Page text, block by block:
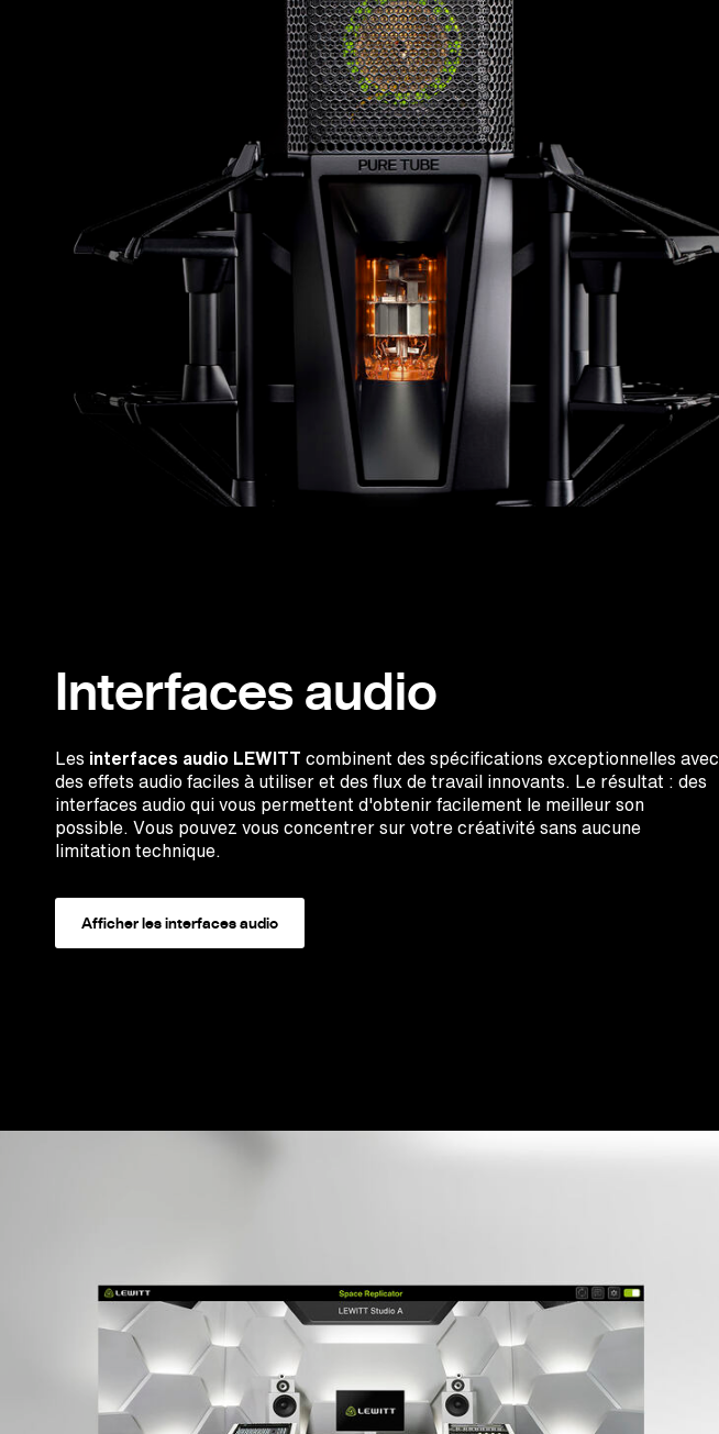
Interfaces audio
Les interfaces audio LEWITT combinent des spécifications exceptionnelles avec
des effets audio faciles à utiliser et des flux de travail innovants. Le résultat : des
interfaces audio qui vous permettent d'obtenir facilement le meilleur son
possible. Vous pouvez vous concentrer sur votre créativité sans aucune
limitation technique.
Afficher les interfaces audio